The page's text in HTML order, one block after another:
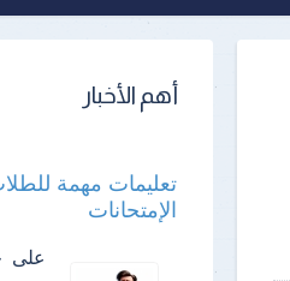
أهم الأخبار
تعليمات مهمة
الإمتحانات
على